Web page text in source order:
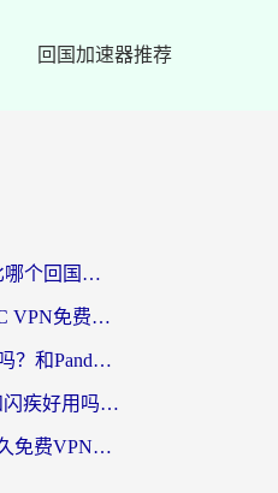
回国加速器推荐
穿梭和星河VPN对比哪个回国效果更好？海外党亲测5款加速器的无缝访问指南
海外党避坑指南：PC VPN免费？别盲目！教你选对回国加速器无缝刷国内资源
Quickback VPN好用吗？和PandaCN VPN对比哪个回国效果更好？海外党必看的真实体验指南
海外党必看：穿梭和闪疾好用吗？3步教你选对回国加速器，无缝刷剧玩Steam
海外党必看：iOS永久免费VPN真的存在吗？教你选对回国加速器无缝刷国内资源